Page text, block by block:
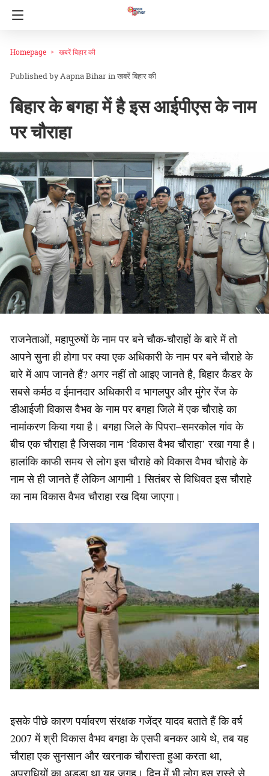
Homepage खबरें बिहार की
Aapna Bihar inखबरें बिहार की
बिहार के बगहा में है इस आईपीएस के नाम
पर चौराहा
राजनेताओं, महापुरुषों के नाम पर बने चौक-चौराहों के बारे में तो
आपने सुना ही होगा पर क्या एक अधिकारी के नाम पर बने चौराहे के
बारे में आप जानते हैं? अगर नहीं तो आइए जानते है, बिहार कैडर के
सबसे कर्मठ व ईमानदार अधिकारी व भागलपुर और मुंगेर रेंज के
डीआईजी विकास वैभव के नाम पर बगहा जिले में एक चौराहे का
नामांकरण किया गया है। बगहा जिले के पिपरा–समरकोल गांव के
बीच एक चौराहा है जिसका नाम ‘विकास वैभव चौराहा’ रखा गया है।
हालांकि काफी समय से लोग इस चौराहे को विकास वैभव चौराहे के
नाम से ही जानते हैं लेकिन आगामी 1 सितंबर से विधिवत इस चौराहे
का नाम विकास वैभव चौराहा रख दिया जाएगा।
इसके पीछे कारण पर्यावरण संरक्षक गजेंद्र यादव बताते हैं कि वर्ष
2007 में श्री विकास वैभव बगहा के एसपी बनकर आये थे, तब यह
चौराहा एक सुनसान और खरनाक चौरास्ता हुआ करता था,
अपराधियों का अड्डा था यह जगह। दिन में भी लोग इस रास्ते से